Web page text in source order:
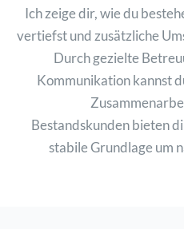
Ich zeige dir, wie du
vertiefst und zusätzliche
Durch gezielte
Kommunikation kannst
Bestandskunden bieten
stabile Grundlage um